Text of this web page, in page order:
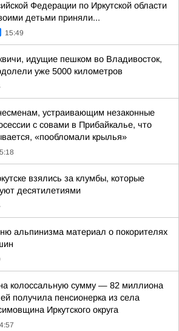
Федерации по Иркутской области
детьми приняли...
15:49
идущие пешком во Владивосток,
уже 5000 километров
устраивающим незаконные
с совами в Прибайкалье, что
«пообломали крылья»
взялись за клумбы, которые
десятилетиями
альпинизма материал о покорителях
колоссальную сумму — 82 миллиона
получила пенсионерка из села
Иркутского округа